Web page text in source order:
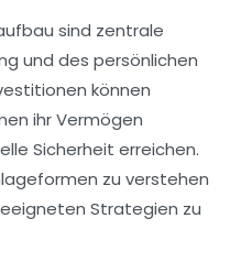
sind zentrale
und des persönlichen
können
ihr Vermögen
Sicherheit erreichen.
zu verstehen
Strategien zu